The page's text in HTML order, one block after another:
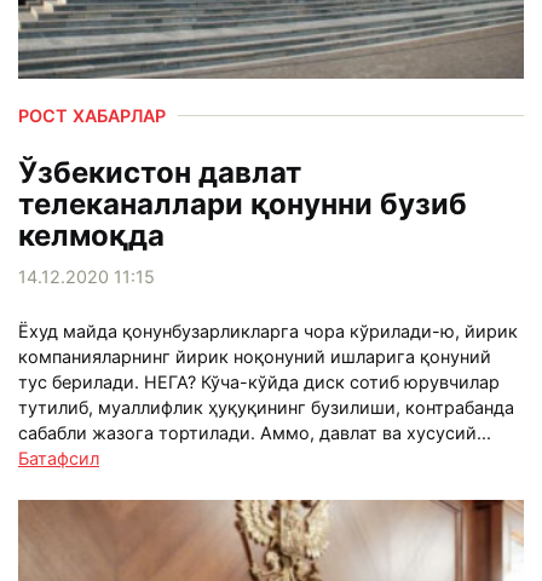
РОСТ ХАБАРЛАР
Ўзбекистон давлат
телеканаллари қонунни бузиб
келмоқда
14.12.2020 11:15
Ёхуд майда қонунбузарликларга чора кўрилади-ю, йирик
компанияларнинг йирик ноқонуний ишларига қонуний
тус берилади. НЕГА? Кўча-кўйда диск сотиб юрувчилар
тутилиб, муаллифлик ҳуқуқининг бузилиши, контрабанда
сабабли жазога тортилади. Аммо, давлат ва хусусий...
Батафсил